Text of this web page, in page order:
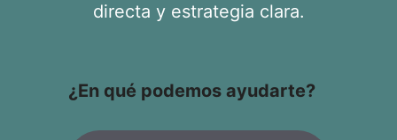
directa y estrategia clara.
¿En qué podemos ayudarte?